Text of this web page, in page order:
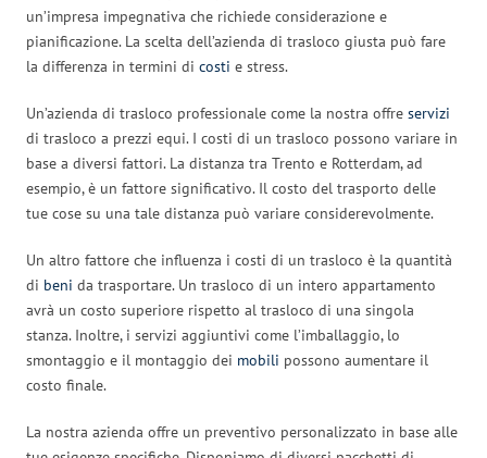
un’impresa impegnativa che richiede considerazione e
pianificazione. La scelta dell’azienda di trasloco giusta può fare
la differenza in termini di costi e stress.
Un’azienda di trasloco professionale come la nostra offre servizi
di trasloco a prezzi equi. I costi di un trasloco possono variare in
base a diversi fattori. La distanza tra Trento e Rotterdam, ad
esempio, è un fattore significativo. Il costo del trasporto delle
tue cose su una tale distanza può variare considerevolmente.
Un altro fattore che influenza i costi di un trasloco è la quantità
di beni da trasportare. Un trasloco di un intero appartamento
avrà un costo superiore rispetto al trasloco di una singola
stanza. Inoltre, i servizi aggiuntivi come l’imballaggio, lo
smontaggio e il montaggio dei mobili possono aumentare il
costo finale.
La nostra azienda offre un preventivo personalizzato in base alle